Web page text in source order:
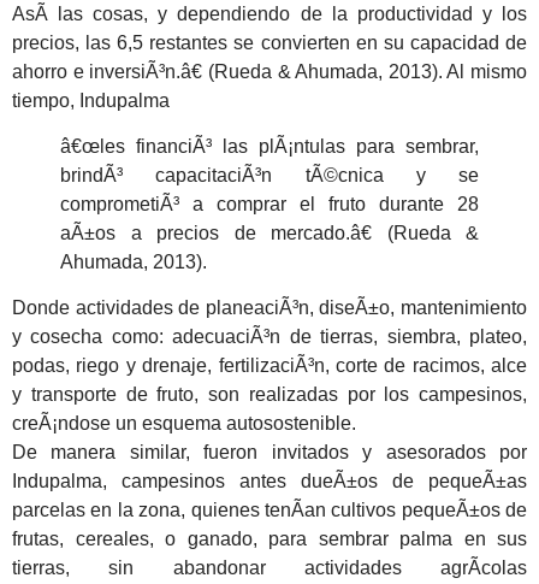
AsÃ­ las cosas, y dependiendo de la productividad y los
precios, las 6,5 restantes se convierten en su capacidad de
ahorro e inversiÃ³n.â€ (Rueda & Ahumada, 2013). Al mismo
tiempo, Indupalma
â€œles financiÃ³ las plÃ¡ntulas para sembrar,
brindÃ³ capacitaciÃ³n tÃ©cnica y se
comprometiÃ³ a comprar el fruto durante 28
aÃ±os a precios de mercado.â€ (Rueda &
Ahumada, 2013).
Donde actividades de planeaciÃ³n, diseÃ±o, mantenimiento
y cosecha como: adecuaciÃ³n de tierras, siembra, plateo,
podas, riego y drenaje, fertilizaciÃ³n, corte de racimos, alce
y transporte de fruto, son realizadas por los campesinos,
creÃ¡ndose un esquema autosostenible.
De manera similar, fueron invitados y asesorados por
Indupalma, campesinos antes dueÃ±os de pequeÃ±as
parcelas en la zona, quienes tenÃ­an cultivos pequeÃ±os de
frutas, cereales, o ganado, para sembrar palma en sus
tierras, sin abandonar actividades agrÃ­colas